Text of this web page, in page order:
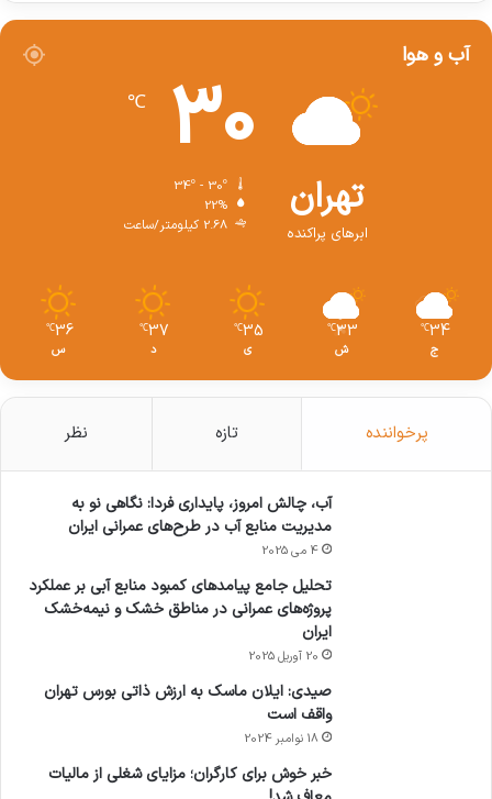
آب و هوا
تهران
ابرهای پراکنده
30
℃
22%
2.68 کیلومتر/ساعت
34
℃
ج
33
℃
ش
35
℃
ی
37
℃
د
36
℃
س
پرخواننده تازه نظر
آب، چالش امروز، پایداری فردا: نگاهی نو به
مدیریت منابع آب در طرح‌های عمرانی ایران
4 می 2025
تحلیل جامع پیامدهای کمبود منابع آبی بر عملکرد
پروژه‌های عمرانی در مناطق خشک و نیمه‌خشک
ایران
20 آوریل 2025
صیدی: ایلان ماسک به ارزش ذاتی بورس تهران
واقف است
18 نوامبر 2024
خبر خوش برای کارگران؛ مزایای شغلی از مالیات